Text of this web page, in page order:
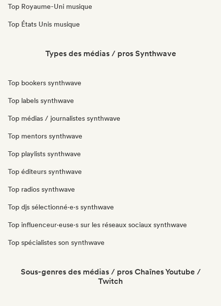
Top Royaume-Uni musique
Top États Unis musique
Types des médias / pros Synthwave
Top bookers synthwave
Top labels synthwave
Top médias / journalistes synthwave
Top mentors synthwave
Top playlists synthwave
Top éditeurs synthwave
Top radios synthwave
Top djs sélectionné·e·s synthwave
Top influenceur·euse·s sur les réseaux sociaux synthwave
Top spécialistes son synthwave
Sous-genres des médias / pros Chaînes Youtube /
Twitch